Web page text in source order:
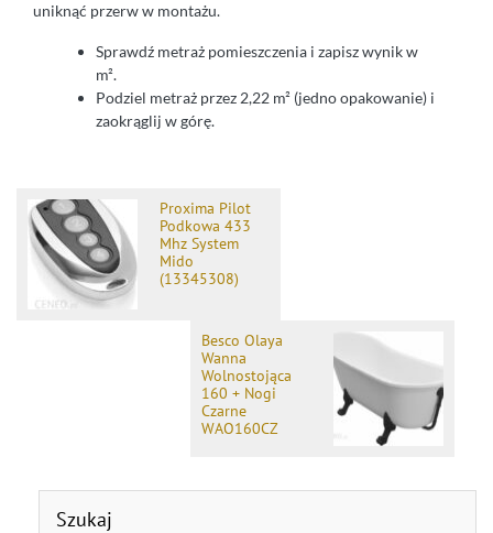
uniknąć przerw w montażu.
Sprawdź metraż pomieszczenia i zapisz wynik w
m².
Podziel metraż przez 2,22 m² (jedno opakowanie) i
zaokrąglij w górę.
Proxima Pilot
Podkowa 433
Mhz System
Mido
(13345308)
Besco Olaya
Wanna
Wolnostojąca
160 + Nogi
Czarne
WAO160CZ
Szukaj